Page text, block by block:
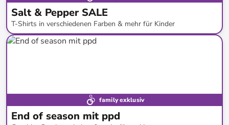
Salt & Pepper SALE
T-Shirts in verschiedenen Farben & mehr für Kinder
bis -51 %* SALE
family exklusiv
End of season mit ppd